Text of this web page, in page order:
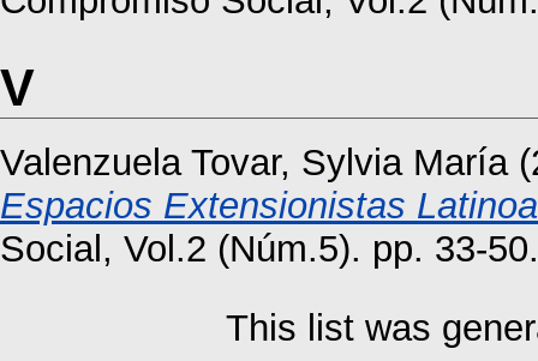
V
Valenzuela Tovar, Sylvia María
Espacios Extensionistas
Social, Vol.2 (Núm.5). pp. 33-
This list was